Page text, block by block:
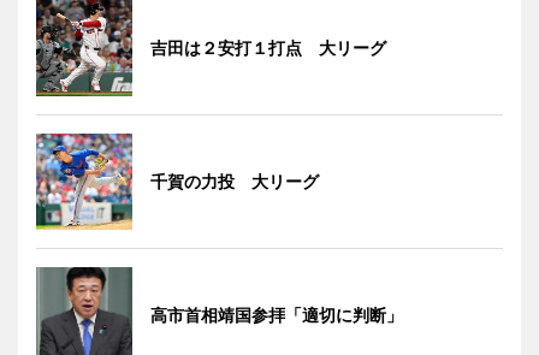
吉田は２安打１打点 大リーグ
千賀の力投 大リーグ
高市首相靖国参拝「適切に判断」